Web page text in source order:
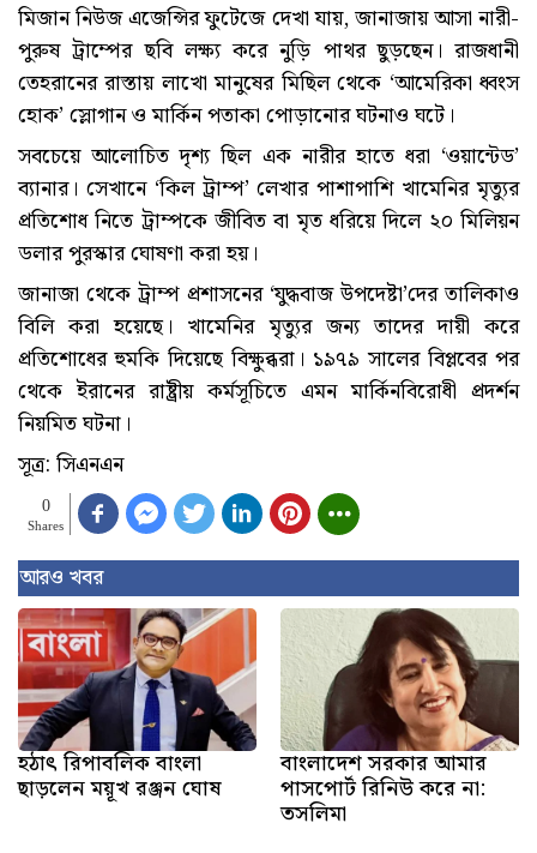
মিজান নিউজ এজেন্সির ফুটেজে দেখা যায়, জানাজায় আসা নারী-
পুরুষ ট্রাম্পের ছবি লক্ষ্য করে নুড়ি পাথর ছুড়ছেন। রাজধানী
তেহরানের রাস্তায় লাখো মানুষের মিছিল থেকে ‘আমেরিকা ধ্বংস
হোক’ স্লোগান ও মার্কিন পতাকা পোড়ানোর ঘটনাও ঘটে।
সবচেয়ে আলোচিত দৃশ্য ছিল এক নারীর হাতে ধরা ‘ওয়ান্টেড’
ব্যানার। সেখানে ‘কিল ট্রাম্প’ লেখার পাশাপাশি খামেনির মৃত্যুর
প্রতিশোধ নিতে ট্রাম্পকে জীবিত বা মৃত ধরিয়ে দিলে ২০ মিলিয়ন
ডলার পুরস্কার ঘোষণা করা হয়।
জানাজা থেকে ট্রাম্প প্রশাসনের ‘যুদ্ধবাজ উপদেষ্টা’দের তালিকাও
বিলি করা হয়েছে। খামেনির মৃত্যুর জন্য তাদের দায়ী করে
প্রতিশোধের হুমকি দিয়েছে বিক্ষুব্ধরা। ১৯৭৯ সালের বিপ্লবের পর
থেকে ইরানের রাষ্ট্রীয় কর্মসূচিতে এমন মার্কিনবিরোধী প্রদর্শন
নিয়মিত ঘটনা।
সূত্র: সিএনএন
0
Shares
আরও খবর
হঠাৎ রিপাবলিক বাংলা
ছাড়লেন ময়ূখ রঞ্জন ঘোষ
বাংলাদেশ সরকার আমার
পাসপোর্ট রিনিউ করে না:
তসলিমা